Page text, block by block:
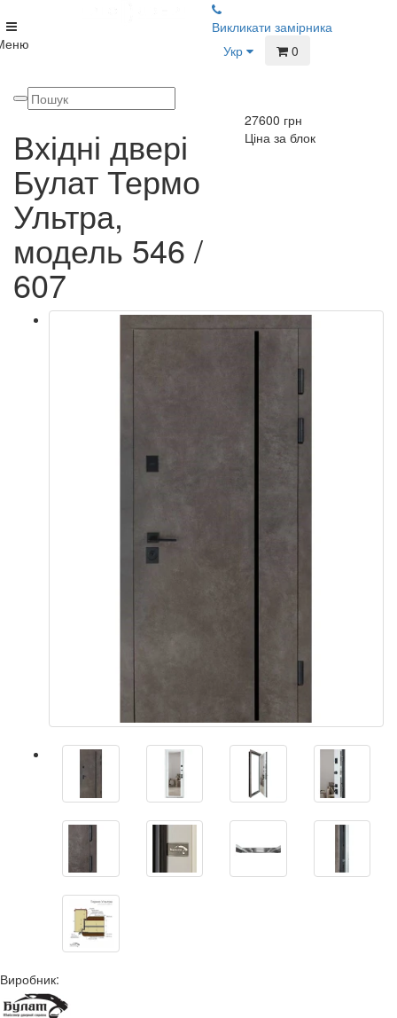
Викликати замірника
Укр
0
Вхідні двері
Булат Термо
Ультра,
модель 546 /
607
27600 грн
Ціна за блок
Виробник: